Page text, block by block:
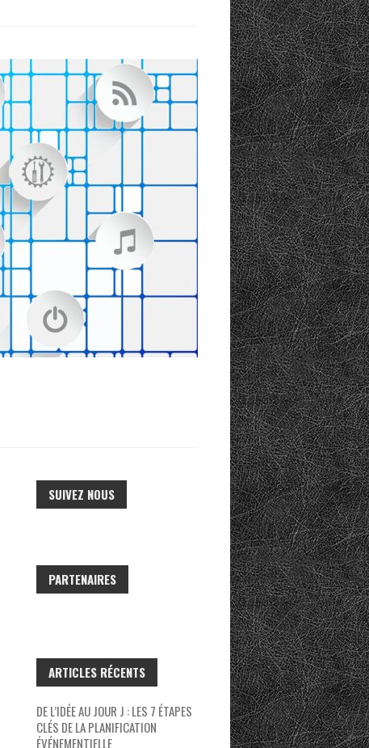
SUIVEZ NOUS
PARTENAIRES
ARTICLES RÉCENTS
DE L’IDÉE AU JOUR J : LES 7 ÉTAPES
CLÉS DE LA PLANIFICATION
ÉVÉNEMENTIELLE